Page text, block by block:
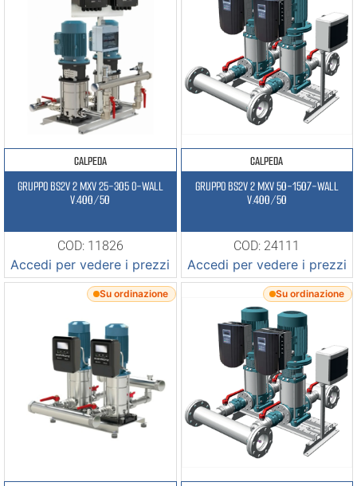
CALPEDA
GRUPPO BS2V 2 MXV 25-305 O-WALL
V.400/50
COD: 11826
Accedi per vedere i prezzi
CALPEDA
GRUPPO BS2V 2 MXV 50-1507-WALL
V.400/50
COD: 24111
Accedi per vedere i prezzi
Su ordinazione Su ordinazione